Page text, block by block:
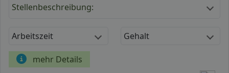
Stellenbeschreibung:
Arbeitszeit Gehalt
mehr Details